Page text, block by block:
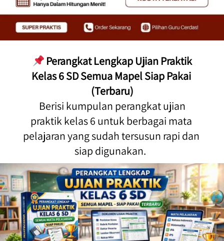
Perangkat Lengkap Ujian Praktik
Kelas 6 SD Semua Mapel Siap Pakai
(Terbaru)
praktik kelas 6 untuk berbagai mata
pelajaran yang sudah tersusun rapi dan
siap digunakan.